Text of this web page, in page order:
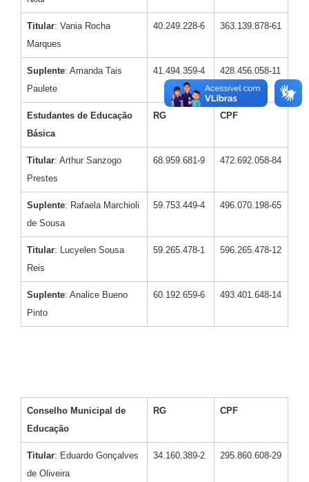
Titular: Vania Rocha
Marques
40.249.228-6 363.139.878-61
Suplente: Amanda Tais
Paulete
41.494.359-4 428.456.058-11
Estudantes de Educação
Básica
RG CPF
Titular: Arthur Sanzogo
Prestes
68.959.681-9 472.692.058-84
Suplente: Rafaela Marchioli
de Sousa
59.753.449-4 496.070.198-65
Titular: Lucyelen Sousa
Reis
59.265.478-1 596.265.478-12
Suplente: Analice Bueno
Pinto
60.192.659-6 493.401.648-14
Conselho Municipal de
Educação
RG CPF
Titular: Eduardo Gonçalves
de Oliveira
34.160.389-2 295.860.608-29